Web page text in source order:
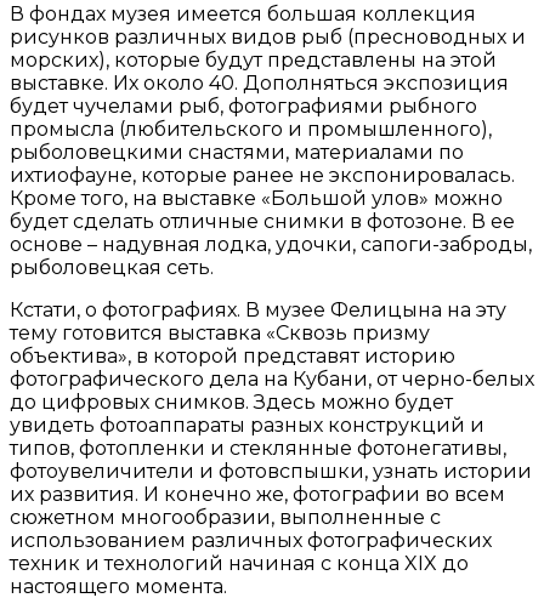
В фондах музея имеется большая коллекция
рисунков различных видов рыб (пресноводных и
морских), которые будут представлены на этой
выставке. Их около 40. Дополняться экспозиция
будет чучелами рыб, фотографиями рыбного
промысла (любительского и промышленного),
рыболовецкими снастями, материалами по
ихтиофауне, которые ранее не экспонировалась.
Кроме того, на выставке «Большой улов» можно
будет сделать отличные снимки в фотозоне. В ее
основе – надувная лодка, удочки, сапоги-заброды,
рыболовецкая сеть.
Кстати, о фотографиях. В музее Фелицына на эту
тему готовится выставка «Сквозь призму
объектива», в которой представят историю
фотографического дела на Кубани, от черно-белых
до цифровых снимков. Здесь можно будет
увидеть фотоаппараты разных конструкций и
типов, фотопленки и стеклянные фотонегативы,
фотоувеличители и фотовспышки, узнать истории
их развития. И конечно же, фотографии во всем
сюжетном многообразии, выполненные с
использованием различных фотографических
техник и технологий начиная с конца XIX до
настоящего момента.